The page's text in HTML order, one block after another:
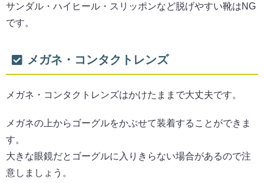
サンダル・ハイヒール・スリッポンなど脱げやすい靴はNG
です。
メガネ・コンタクトレンズ
メガネ・コンタクトレンズはかけたままで大丈夫です。
メガネの上からゴーグルをかぶせて装着することができま
す。
大きな眼鏡だとゴーグルに入りきらない場合があるので注
意しましょう。